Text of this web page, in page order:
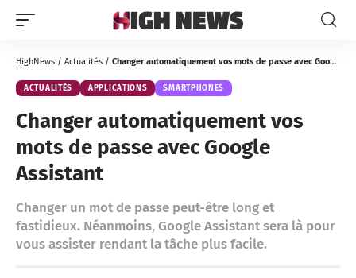
HighNews / Actualités / Changer automatiquement vos mots de passe avec Google Assistant
ACTUALITÉS APPLICATIONS SMARTPHONES
Changer automatiquement vos
mots de passe avec Google
Assistant
Changer un mot de passe peut-être long et
fastidieux. Néanmoins, Google Assistant sera là pour
vous assister rendant la tâche plus facile.